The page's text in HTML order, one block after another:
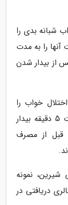
شبانه بدی را
را به مدت
از بیدار شدن
خواب را
تجربه کردند (یعنی در طول شب هر ساعت 5 دقیقه بیدار
بار ابتدا 30 دقیقه قبل از مصرف
نمونه
دریافتی در